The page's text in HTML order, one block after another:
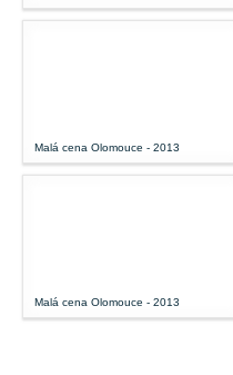
Malá cena Olomouce - 2013
Malá cena Olomouce - 2013